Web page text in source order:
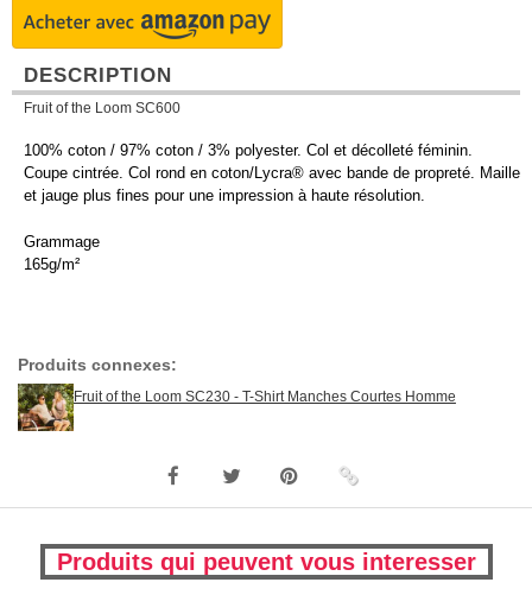
DESCRIPTION
Fruit of the Loom SC600
100% coton / 97% coton / 3% polyester. Col et décolleté féminin.
Coupe cintrée. Col rond en coton/Lycra® avec bande de propreté. Maille
et jauge plus fines pour une impression à haute résolution.
Grammage
165g/m²
Produits connexes:
Fruit of the Loom SC230 - T-Shirt Manches Courtes Homme
Produits qui peuvent vous interesser